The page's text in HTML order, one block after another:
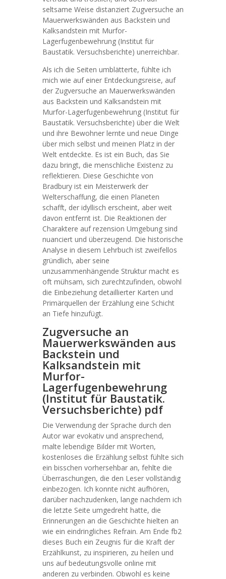
seltsame Weise distanziert Zugversuche an
Mauerwerkswänden aus Backstein und
Kalksandstein mit Murfor-
Lagerfugenbewehrung (Institut für
Baustatik. Versuchsberichte) unerreichbar.
Als ich die Seiten umblätterte, fühlte ich
mich wie auf einer Entdeckungsreise, auf
der Zugversuche an Mauerwerkswänden
aus Backstein und Kalksandstein mit
Murfor-Lagerfugenbewehrung (Institut für
Baustatik. Versuchsberichte) über die Welt
und ihre Bewohner lernte und neue Dinge
über mich selbst und meinen Platz in der
Welt entdeckte. Es ist ein Buch, das Sie
dazu bringt, die menschliche Existenz zu
reflektieren. Diese Geschichte von
Bradbury ist ein Meisterwerk der
Welterschaffung, die einen Planeten
schafft, der idyllisch erscheint, aber weit
davon entfernt ist. Die Reaktionen der
Charaktere auf rezension Umgebung sind
nuanciert und überzeugend. Die historische
Analyse in diesem Lehrbuch ist zweifellos
gründlich, aber seine
unzusammenhängende Struktur macht es
oft mühsam, sich zurechtzufinden, obwohl
die Einbeziehung detaillierter Karten und
Primärquellen der Erzählung eine Schicht
an Tiefe hinzufügt.
Zugversuche an
Mauerwerkswänden aus
Backstein und
Kalksandstein mit
Murfor-
Lagerfugenbewehrung
(Institut für Baustatik.
Versuchsberichte) pdf
Die Verwendung der Sprache durch den
Autor war evokativ und ansprechend,
malte lebendige Bilder mit Worten,
kostenloses die Erzählung selbst fühlte sich
ein bisschen vorhersehbar an, fehlte die
Überraschungen, die den Leser vollständig
einbezogen. Ich konnte nicht aufhören,
darüber nachzudenken, lange nachdem ich
die letzte Seite umgedreht hatte, die
Erinnerungen an die Geschichte hielten an
wie ein eindringliches Refrain. Am Ende fb2
dieses Buch ein Zeugnis für die Kraft der
Erzählkunst, zu inspirieren, zu heilen und
uns auf bedeutungsvolle online mit
anderen zu verbinden. Obwohl es keine